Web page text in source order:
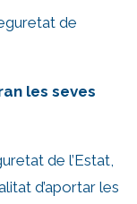
de
les seves
de l’Estat,
d’aportar les